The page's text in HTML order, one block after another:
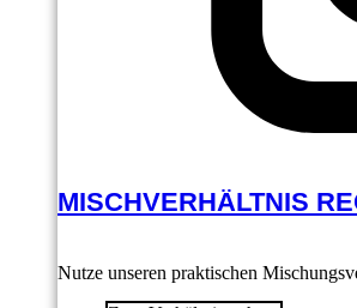
MISCHVERHÄLTNIS
Nutze unseren praktischen